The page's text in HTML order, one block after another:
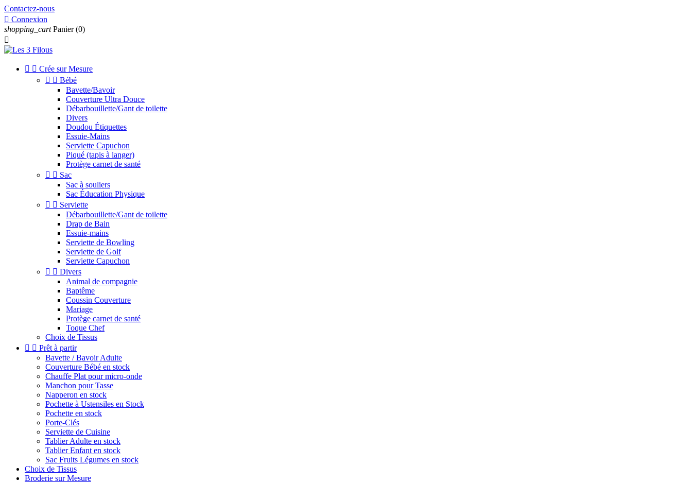
Contactez-nous
 Connexion
shopping_cart Panier (0)

  Crée sur Mesure
  Bébé
Bavette/Bavoir
Couverture Ultra Douce
Débarbouillette/Gant de toilette
Divers
Doudou Étiquettes
Essuie-Mains
Serviette Capuchon
Piqué (tapis à langer)
Protège carnet de santé
  Sac
Sac à souliers
Sac Éducation Physique
  Serviette
Débarbouillette/Gant de toilette
Drap de Bain
Essuie-mains
Serviette de Bowling
Serviette de Golf
Serviette Capuchon
  Divers
Animal de compagnie
Baptême
Coussin Couverture
Mariage
Protège carnet de santé
Toque Chef
Choix de Tissus
  Prêt à partir
Bavette / Bavoir Adulte
Couverture Bébé en stock
Chauffe Plat pour micro-onde
Manchon pour Tasse
Napperon en stock
Pochette à Ustensiles en Stock
Pochette en stock
Porte-Clés
Serviette de Cuisine
Tablier Adulte en stock
Tablier Enfant en stock
Sac Fruits Légumes en stock
Choix de Tissus
Broderie sur Mesure